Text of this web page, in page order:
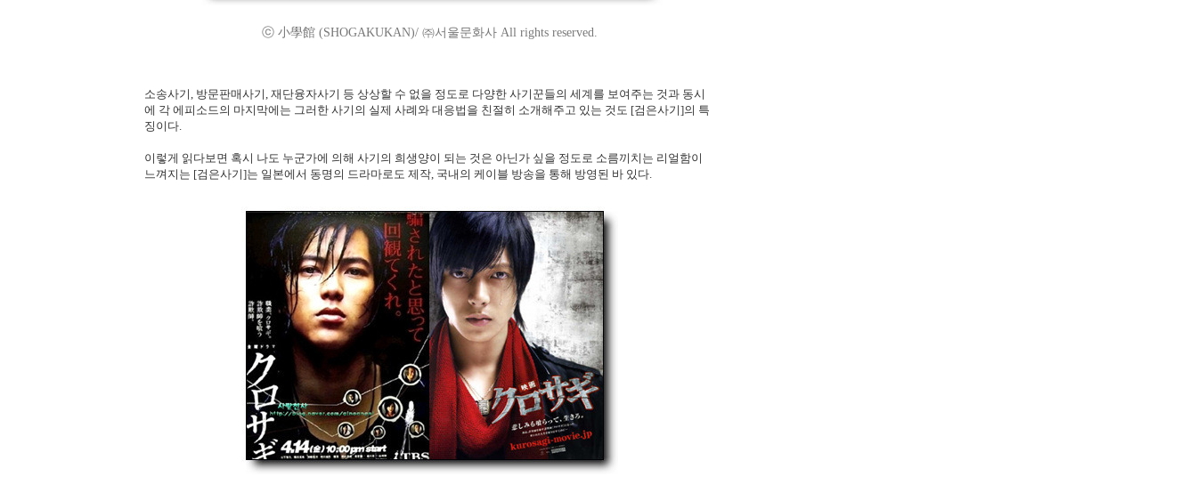
ⓒ 小學館 (SHOGAKUKAN)/ ㈜서울문화사 All rights reserved.
소송사기, 방문판매사기, 재단융자사기 등 상상할 수 없을 정도로 다양한 사기꾼들의 세계를 보여주는 것과 동시
에 각 에피소드의 마지막에는 그러한 사기의 실제 사례와 대응법을 친절히 소개해주고 있는 것도 [검은사기]의 특
징이다.
이렇게 읽다보면 혹시 나도 누군가에 의해 사기의 희생양이 되는 것은 아닌가 싶을 정도로 소름끼치는 리얼함이
느껴지는 [검은사기]는 일본에서 동명의 드라마로도 제작, 국내의 케이블 방송을 통해 방영된 바 있다.